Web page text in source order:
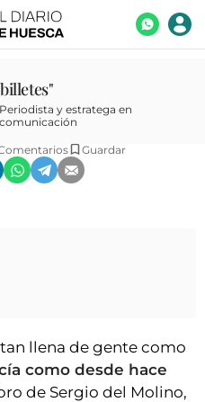
Periodista y estratega en
comunicación
Guardar
llena de gente como
como desde hace
de Sergio del Molino,